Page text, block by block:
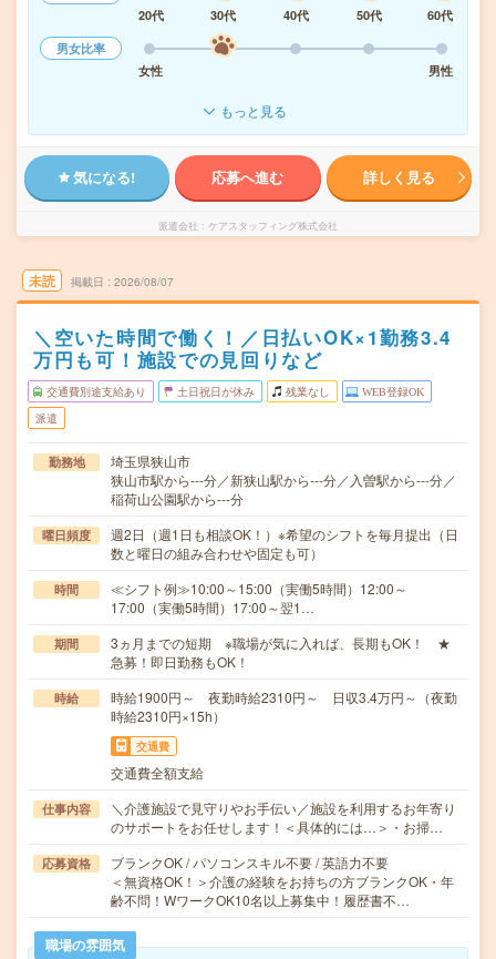
20代
30代 40代 50代
60代
男女比率
女性
男性
もっと見る
気になる! 応募へ進む 詳しく見る
派遣会社 ケアスタッフィング株式会社
未読 掲載日 2026/08/07
＼空いた時間で働く！／日払いOK×1勤務3.4
万円も可！施設での見回りなど
交通費別途支給あり 土日祝日が休み 残業なし WEB登録OK
派遣
勤務地
埼玉県狭山市
狭山市駅から---分／新狭山駅から---分／入曽駅から---分／
稲荷山公園駅から---分
曜日頻度
週2日（週1日も相談OK！）※希望のシフトを毎月提出（日
数と曜日の組み合わせや固定も可）
時間
≪シフト例≫10:00～15:00（実働5時間）12:00～
17:00（実働5時間）17:00～翌1…
期間
3ヵ月までの短期 ※職場が気に入れば、長期もOK！ ★
急募！即日勤務もOK！
時給
時給1900円～ 夜勤時給2310円～ 日収3.4万円～（夜勤
時給2310円×15h）
交通費
交通費全額支給
仕事内容
＼介護施設で見守りやお手伝い／施設を利用するお年寄り
のサポートをお任せします！＜具体的には…＞・お掃…
応募資格
ブランクOK / パソコンスキル不要 / 英語力不要
＜無資格OK！＞介護の経験をお持ちの方ブランクOK・年
齢不問！WワークOK10名以上募集中！履歴書不…
職場の雰囲気